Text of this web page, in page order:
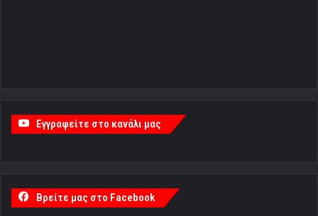
Εγγραφείτε στο κανάλι μας
Βρείτε μας στο Facebook